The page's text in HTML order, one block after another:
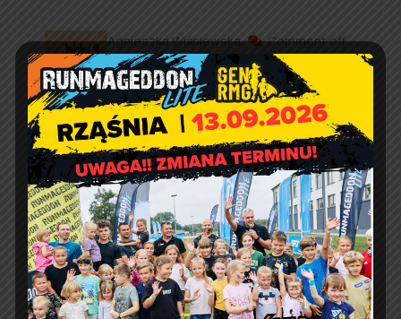
Agnieszka Wiśniewska Comment off
Prośba o szanowanie i
prawidłowe użycie
defibrylatorów AED
Artur Ruka Comment off
Relacja z Pikniku Rodzinnego
w Suchowoli